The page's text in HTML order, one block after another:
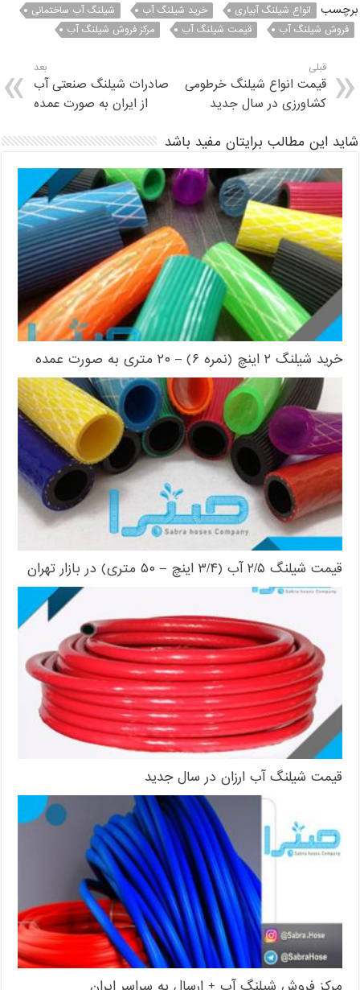
برچسب انواع شیلنگ آبیاری خرید شیلنگ آب
شیلنگ آب ساختمانی
فروش شیلنگ آب
قیمت شیلنگ آب مرکز فروش شیلنگ آب
قبلی
قیمت انواع شیلنگ خرطومی
کشاورزی در سال جدید
بعد
صادرات شیلنگ صنعتی آب
از ایران به صورت عمده
شاید این مطالب برایتان مفید باشد
خرید شیلنگ ۲ اینچ (نمره ۶) – ۲۰ متری به صورت عمده
قیمت شیلنگ ۲/۵ آب (۳/۴ اینچ – ۵۰ متری) در بازار تهران
قیمت شیلنگ آب ارزان در سال جدید